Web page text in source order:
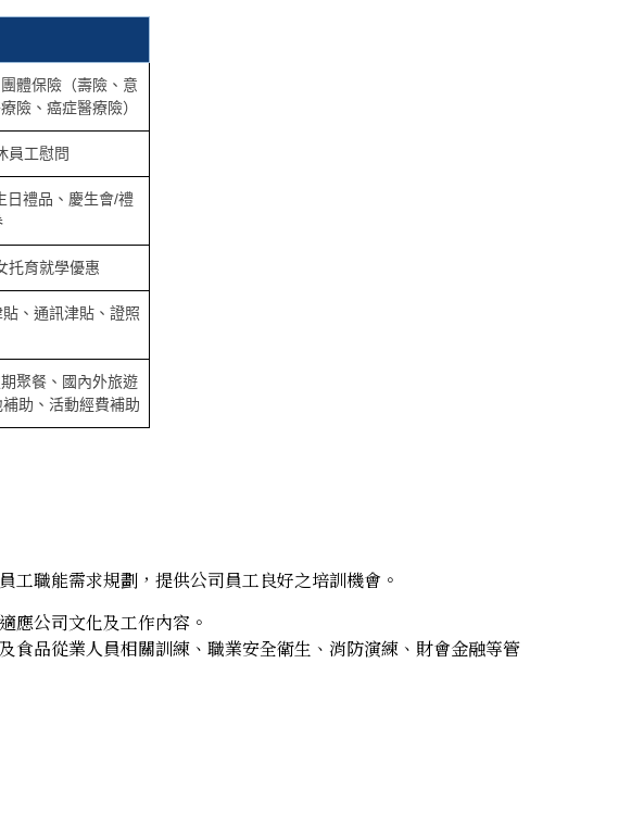
體保險（壽險、意
險、癌症醫療險）
員工慰問
日禮品、慶生會/禮
托育就學優惠
、通訊津貼、證照
聚餐、國內外旅遊
助、活動經費補助
職能需求規劃，提供公司員工良好之培訓機會。
應公司文化及工作內容。
食品從業人員相關訓練、職業安全衛生、消防演練、財會金融等管